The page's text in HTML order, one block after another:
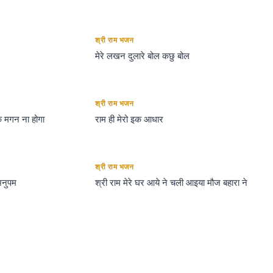
श्री राम भजन
मेरे लखन दुलारे बोल कछु बोल
ना होगा
श्री राम भजन
राम ही मेरो इक आधार
श्री राम भजन
श्री राम मेरे घर आये ने चली आइया मौज बहारा ने